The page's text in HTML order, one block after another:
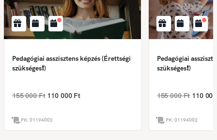
Pedagógiai asszisztens képzés (Érettségi
szükséges❗)
155 000 Ft 110 000 Ft
PK:01194002
Pedagógiai
szükséges❗)
155 000 Ft 110
PK:01194002